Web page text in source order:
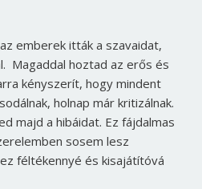
emberek itták a szavaidat,
Magaddal hoztad az erős és
kényszerít, hogy mindent
holnap már kritizálnak.
majd a hibáidat. Ez fájdalmas
sosem lesz
féltékennyé és kisajátítóvá